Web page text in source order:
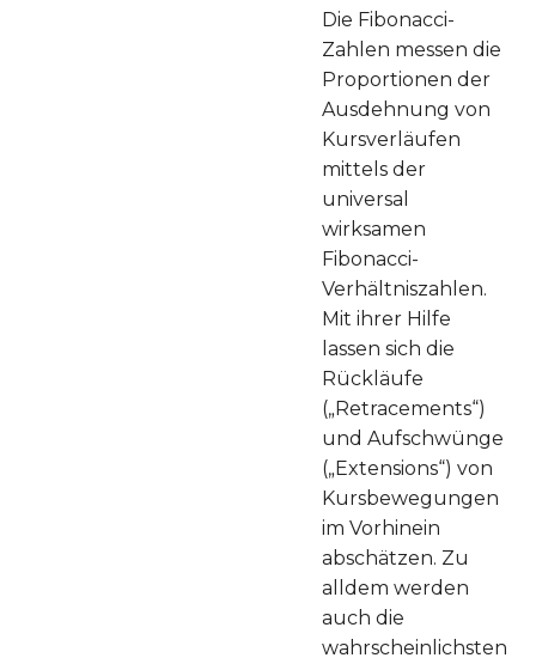
Die Fibonacci-
Zahlen messen die
Proportionen der
Ausdehnung von
Kursverläufen
mittels der
universal
wirksamen
Fibonacci-
Verhältniszahlen.
Mit ihrer Hilfe
lassen sich die
Rückläufe
(„Retracements“)
und Aufschwünge
(„Extensions“) von
Kursbewegungen
im Vorhinein
abschätzen. Zu
alldem werden
auch die
wahrscheinlichsten